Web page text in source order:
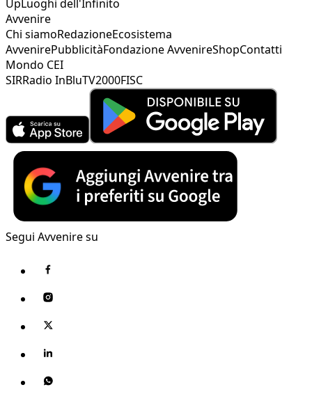
UpLuoghi dell'Infinito
Avvenire
Chi siamoRedazioneEcosistema
AvvenirePubblicitàFondazione AvvenireShopContatti
Mondo CEI
SIRRadio InBluTV2000FISC
Segui Avvenire su